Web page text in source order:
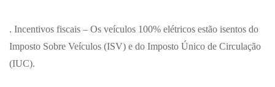
. Incentivos fiscais – Os veículos 100% elétricos estão isentos do
Imposto Sobre Veículos (ISV) e do Imposto Único de Circulação
(IUC).